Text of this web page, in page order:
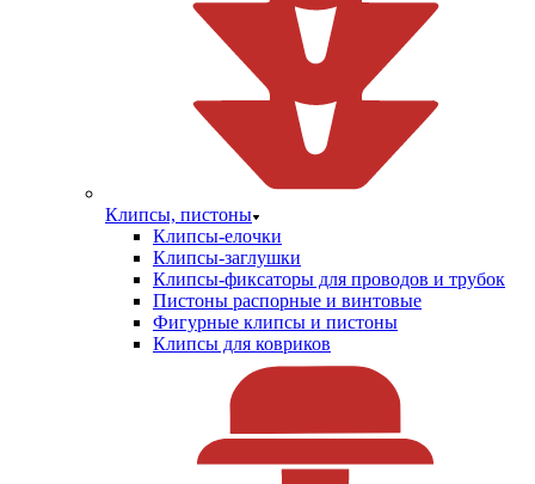
Клипсы, пистоны
Клипсы-елочки
Клипсы-заглушки
Клипсы-фиксаторы для проводов и трубок
Пистоны распорные и винтовые
Фигурные клипсы и пистоны
Клипсы для ковриков